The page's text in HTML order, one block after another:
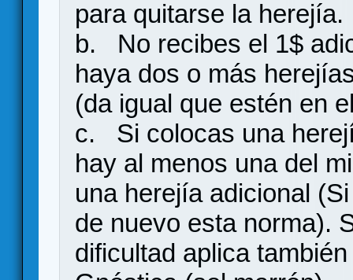
para quitarse la herejía.
b. No recibes el 1$
haya dos o más
(da igual que estén en
c. Si colocas una
hay al menos una del
una herejía adicional
de nuevo esta norma).
dificultad aplica